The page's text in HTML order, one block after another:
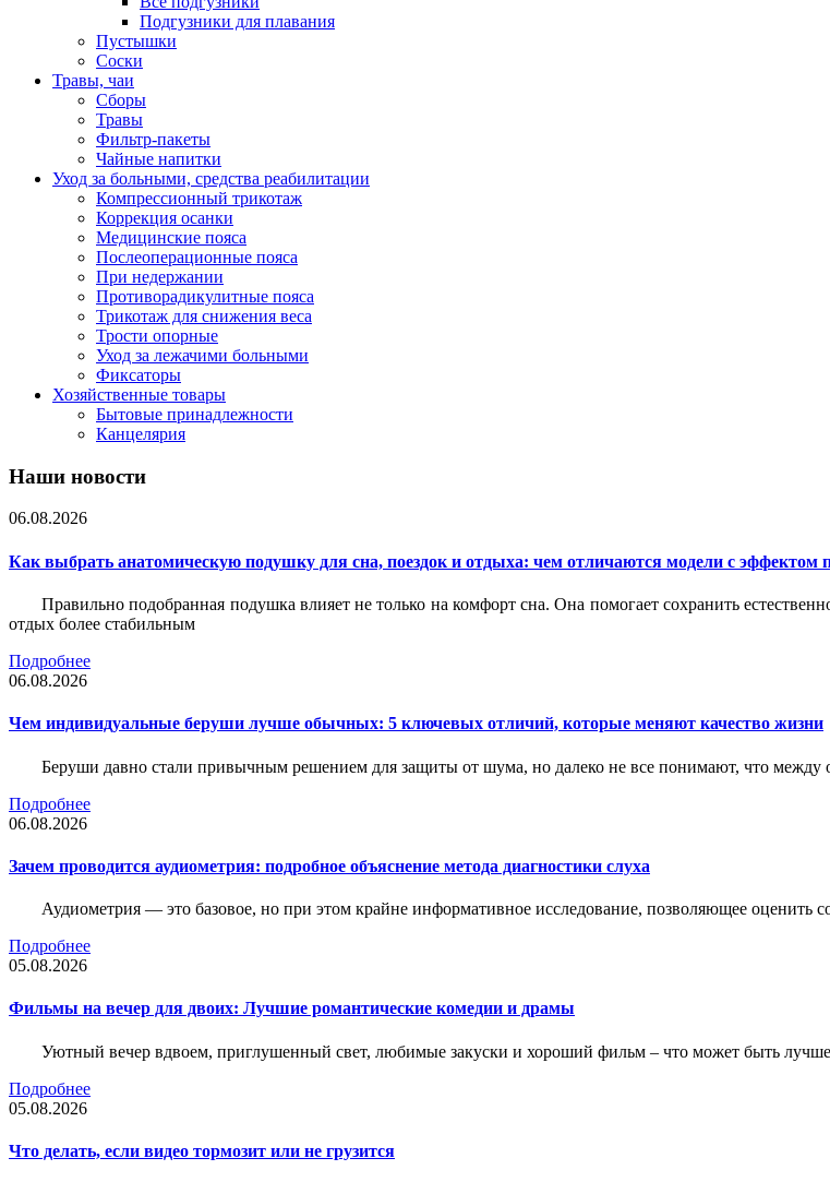
Подгузники для плавания
Пустышки
Соски
Травы, чаи
Сборы
Травы
Фильтр-пакеты
Чайные напитки
Уход за больными, средства реабилитации
Компрессионный трикотаж
Коррекция осанки
Медицинские пояса
Послеоперационные пояса
При недержании
Противорадикулитные пояса
Трикотаж для снижения веса
Трости опорные
Уход за лежачими больными
Фиксаторы
Хозяйственные товары
Бытовые принадлежности
Канцелярия
Наши новости
06.08.2026
Как выбрать анатомическую подушку для сна, поездок и отдыха: чем отличаются модели с эффектом
Правильно подобранная подушка влияет не только на комфорт сна. Она помогает сохранить
отдых более стабильным
Подробнее
06.08.2026
Чем индивидуальные беруши лучше обычных: 5 ключевых отличий, которые меняют качество жизни
Беруши давно стали привычным решением для защиты от шума, но далеко не все понимают, что
Подробнее
06.08.2026
Зачем проводится аудиометрия: подробное объяснение метода диагностики слуха
Аудиометрия — это базовое, но при этом крайне информативное исследование, позволяющее оценить
Подробнее
05.08.2026
Фильмы на вечер для двоих: Лучшие романтические комедии и драмы
Уютный вечер вдвоем, приглушенный свет, любимые закуски и хороший фильм – что может быть
Подробнее
05.08.2026
Что делать, если видео тормозит или не грузится